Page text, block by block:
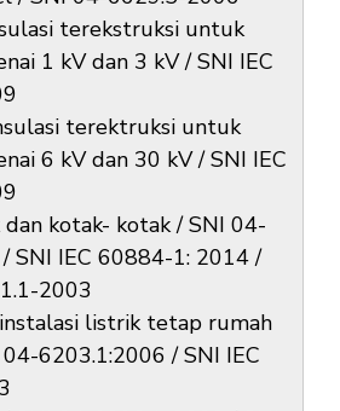
terekstruksi untuk
1 kV dan 3 kV / SNI IEC
terektruksi untuk
6 kV dan 30 kV / SNI IEC
kotak- kotak / SNI 04-
SNI IEC 60884-1: 2014 /
2003
listrik tetap rumah
6203.1:2006 / SNI IEC